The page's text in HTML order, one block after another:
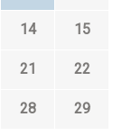
14 15
21 22
28 29